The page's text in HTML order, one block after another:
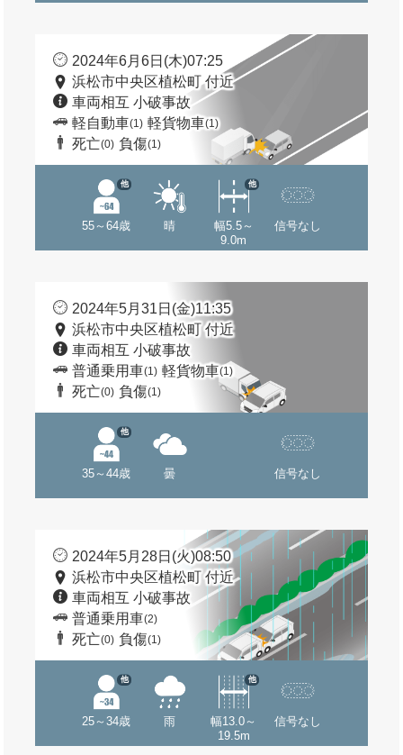
2024年6月6日(木)07:25
浜松市中央区植松町 付近
車両相互 小破事故
軽自動車(1) 軽貨物車(1)
死亡(0) 負傷(1)
55～64歳
他
晴
幅5.5～
9.0m
他
信号なし
2024年5月31日(金)11:35
浜松市中央区植松町 付近
車両相互 小破事故
普通乗用車(1) 軽貨物車(1)
死亡(0) 負傷(1)
35～44歳
他
曇 信号なし
2024年5月28日(火)08:50
浜松市中央区植松町 付近
車両相互 小破事故
普通乗用車(2)
死亡(0) 負傷(1)
25～34歳
他
雨
幅13.0～
19.5m
他
信号なし